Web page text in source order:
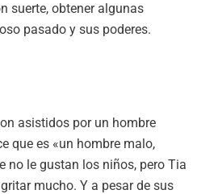
suerte, obtener algunas
pasado y sus poderes.
asistidos por un hombre
que es «un hombre malo,
no le gustan los niños, pero Tia
mucho. Y a pesar de sus